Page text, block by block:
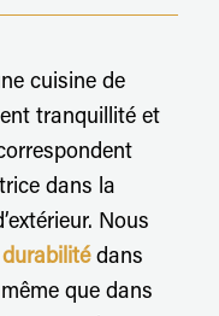
cuisine de
tranquillité et
dans la
Nous
durabilitédans
que dans